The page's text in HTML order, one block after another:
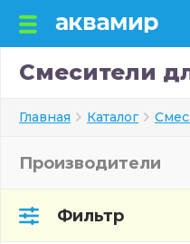
Смесители
Главная Каталог
Производители
Фильтр